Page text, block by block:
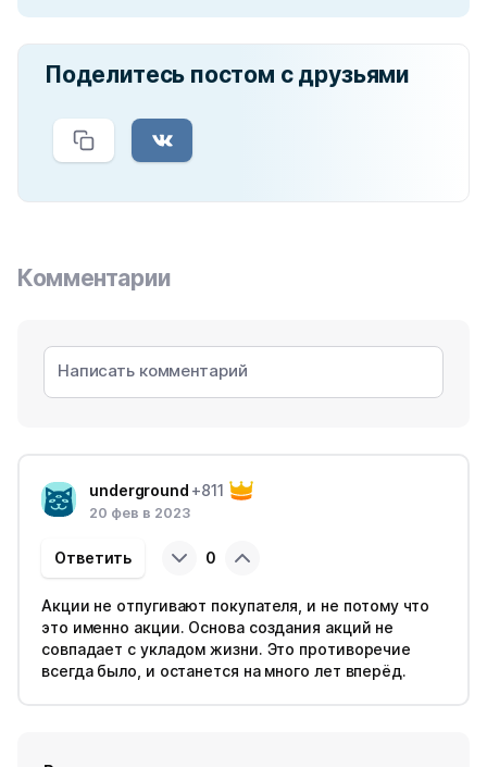
Поделитесь постом с друзьями
Комментарии
underground +811
20 фев в 2023
0
Ответить
Акции не отпугивают покупателя, и не потому что
это именно акции. Основа создания акций не
совпадает с укладом жизни. Это противоречие
всегда было, и останется на много лет вперёд.